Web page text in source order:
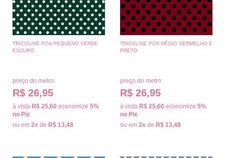
TRICOLINE POA PEQUENO VERDE
ESCURO
preço do metro:
R$ 26,95
à vista R$ 25,60 economize 5%
no Pix
ou em 2x de R$ 13,48
TRICOLINE POA MÉDIO VERMELHO E
PRETO
preço do metro:
R$ 26,95
à vista R$ 25,60 economize 5%
no Pix
ou em 2x de R$ 13,48